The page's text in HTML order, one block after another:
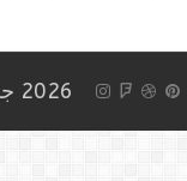
2026 جميع الحقوق محفوظة | الضياء الإخباري